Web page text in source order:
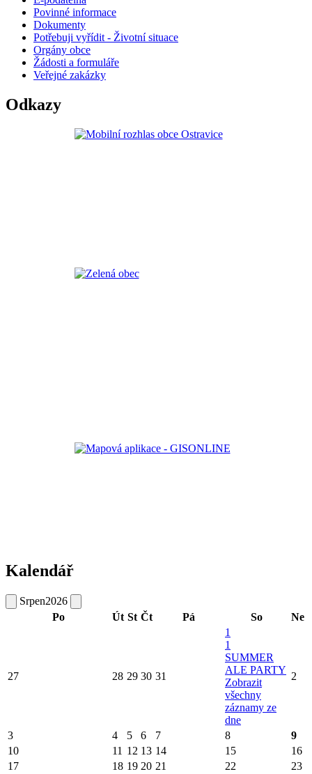
Povinné informace
Dokumenty
Potřebuji vyřídit - Životní situace
Orgány obce
Žádosti a formuláře
Veřejné zakázky
Odkazy
Kalendář
Srpen2026
Po
Út St Čt Pá So Ne
27 28 29 30 31
1
1
SUMMER
ALE PARTY
Zobrazit
všechny
záznamy ze
dne
2
3 4 5 6 7 8
9
10
11 12 13 14 15
16
17
18 19 20 21 22 23